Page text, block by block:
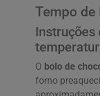
Tempo de
Instruções
O bolo de
forno